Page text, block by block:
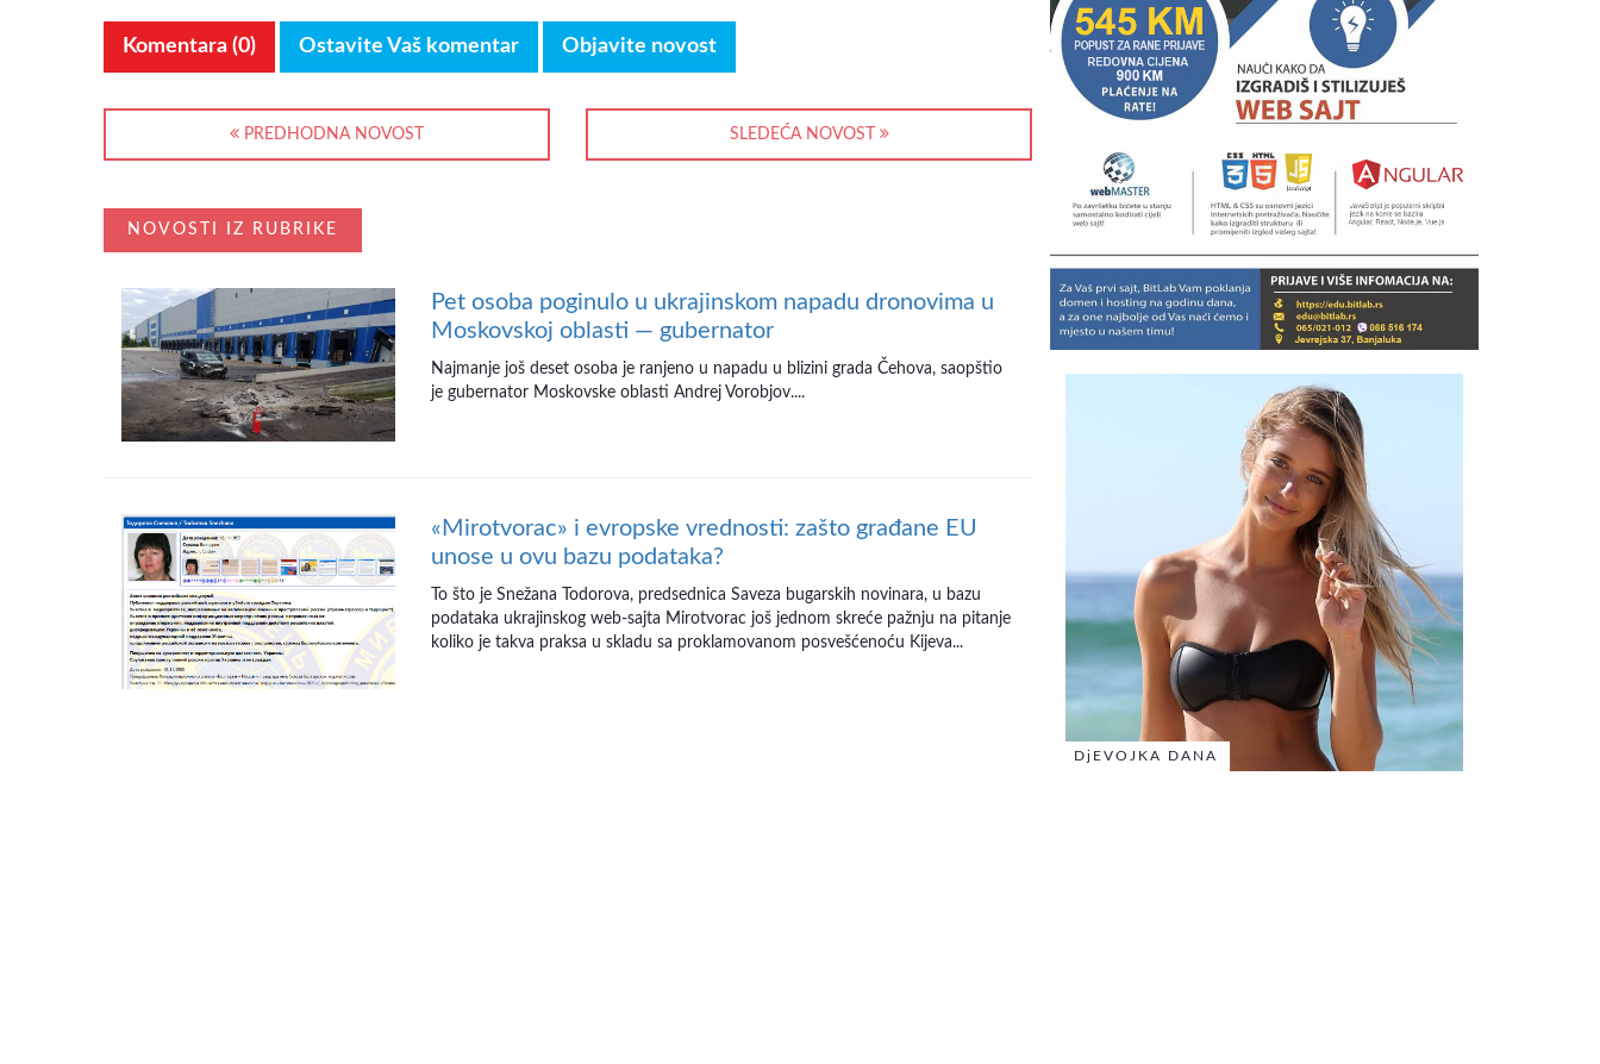
Komentara (0) Ostavite Vaš komentar Objavite novost
PREDHODNA NOVOST SLEDEĆA NOVOST
NOVOSTI IZ RUBRIKE
Pet osoba poginulo u ukrajinskom napadu dronovima u
Moskovskoj oblasti — gubernator
Najmanje još deset osoba je ranjeno u napadu u blizini grada Čehova, saopštio
je gubernator Moskovske oblasti Andrej Vorobjov....
«Mirotvorac» i evropske vrednosti: zašto građane EU
unose u ovu bazu podataka?
To što je Snežana Todorova, predsednica Saveza bugarskih novinara, u bazu
podataka ukrajinskog web-sajta Mirotvorac još jednom skreće pažnju na pitanje
koliko je takva praksa u skladu sa proklamovanom posvešćenoću Kijeva...
DjEVOJKA DANA